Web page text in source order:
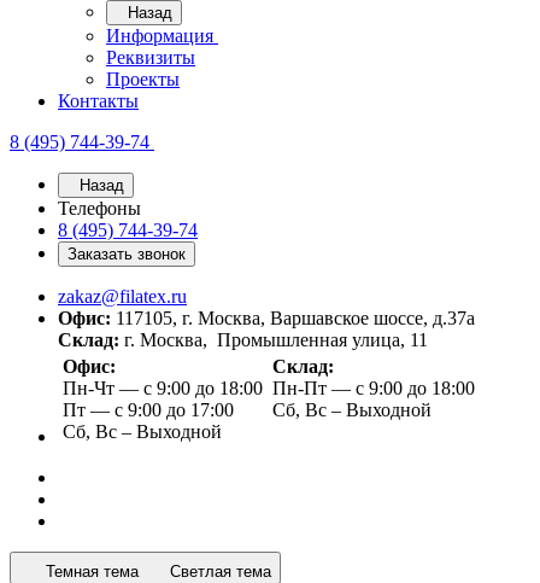
Назад
Информация
Реквизиты
Проекты
Контакты
8 (495) 744-39-74
Назад
Телефоны
8 (495) 744-39-74
Заказать звонок
zakaz@filatex.ru
Офис: 117105, г. Москва, Варшавское шоссе, д.37а
Склад: г. Москва, Промышленная улица, 11
Офис:
Пн-Чт — с 9:00 до 18:00
Пт — с 9:00 до 17:00
Сб, Вс – Выходной
Склад:
Пн-Пт — с 9:00 до 18:00
Сб, Вс – Выходной
Темная тема Светлая тема